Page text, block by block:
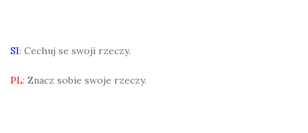
SI: Cechuj se swoji rzeczy.
PL: Znacz sobie swoje rzeczy.